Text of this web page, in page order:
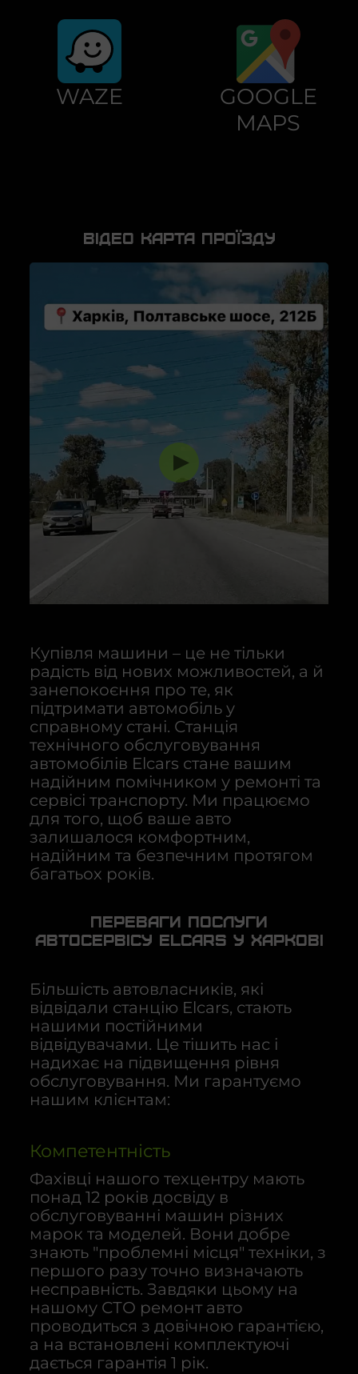
WAZE
GOOGLE
MAPS
Відео карта проїзду
Купівля машини – це не тільки
радість від нових можливостей, а й
занепокоєння про те, як
підтримати автомобіль у
справному стані. Станція
технічного обслуговування
автомобілів Elcars стане вашим
надійним помічником у ремонті та
сервісі транспорту. Ми працюємо
для того, щоб ваше авто
залишалося комфортним,
надійним та безпечним протягом
багатьох років.
Переваги послуги
автосервісу Elcars у Харкові
Більшість автовласників, які
відвідали станцію Elcars, стають
нашими постійними
відвідувачами. Це тішить нас і
надихає на підвищення рівня
обслуговування. Ми гарантуємо
нашим клієнтам:
Компетентність
Фахівці нашого техцентру мають
понад 12 років досвіду в
обслуговуванні машин різних
марок та моделей. Вони добре
знають "проблемні місця" техніки, з
першого разу точно визначають
несправність. Завдяки цьому на
нашому СТО ремонт авто
проводиться з довічною гарантією,
а на встановлені комплектуючі
дається гарантія 1 рік.